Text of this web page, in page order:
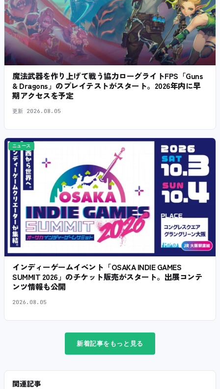
魔法武器を作り上げて戦う協力ローグライトFPS「Guns
& Dragons」のプレイテストがスタート。2026年内に早
期アクセスを予定
更新 2026.08.05
ニュース
インディーゲームイベント「OSAKA INDIE GAMES
SUMMIT 2026」のチケット販売がスタート。出展コンテ
ンツ情報も公開
2026.08.05
新着記事をもっと見る
関連記事